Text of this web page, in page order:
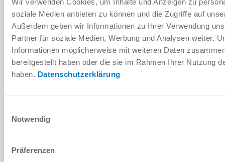
soziale Medien anbieten zu können und die Zugriffe auf
Außerdem geben wir Informationen zu Ihrer Verwendung
Partner für soziale Medien, Werbung und Analysen weiter.
Informationen möglicherweise mit weiteren Daten
bereitgestellt haben oder die sie im Rahmen Ihrer Nutzung
haben. Datenschutzerklärung
Notwendig
Präferenzen
PDF-Datenblatt
Herunterladen
Montage- und Betriebsanleitung